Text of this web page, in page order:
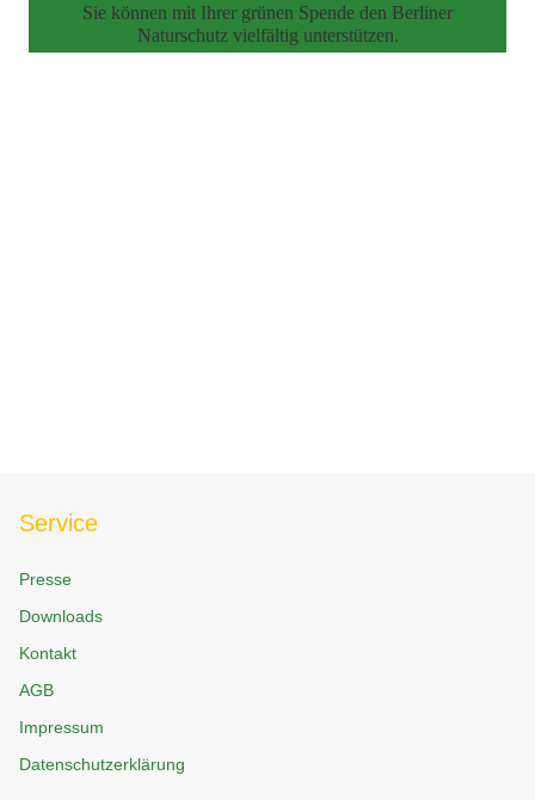
Sie können mit Ihrer grünen Spende den Berliner
Naturschutz vielfältig unterstützen.
Service
Presse
Downloads
Kontakt
AGB
Impressum
Datenschutzerklärung